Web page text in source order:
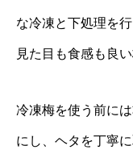
な冷凍と下処理を
見た目も食感も良
冷凍梅を使う前に
にし、ヘタを丁寧